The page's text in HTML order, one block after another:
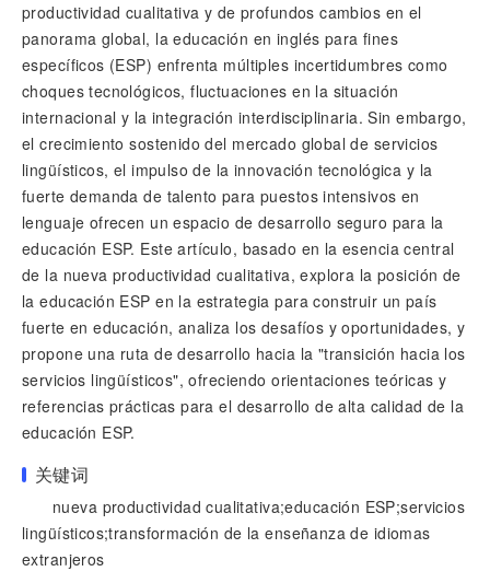
productividad cualitativa y de profundos cambios en el
panorama global, la educación en inglés para fines
específicos (ESP) enfrenta múltiples incertidumbres como
choques tecnológicos, fluctuaciones en la situación
internacional y la integración interdisciplinaria. Sin embargo,
el crecimiento sostenido del mercado global de servicios
lingüísticos, el impulso de la innovación tecnológica y la
fuerte demanda de talento para puestos intensivos en
lenguaje ofrecen un espacio de desarrollo seguro para la
educación ESP. Este artículo, basado en la esencia central
de la nueva productividad cualitativa, explora la posición de
la educación ESP en la estrategia para construir un país
fuerte en educación, analiza los desafíos y oportunidades, y
propone una ruta de desarrollo hacia la "transición hacia los
servicios lingüísticos", ofreciendo orientaciones teóricas y
referencias prácticas para el desarrollo de alta calidad de la
educación ESP.
关键词
nueva productividad cualitativa;educación ESP;servicios
lingüísticos;transformación de la enseñanza de idiomas
extranjeros